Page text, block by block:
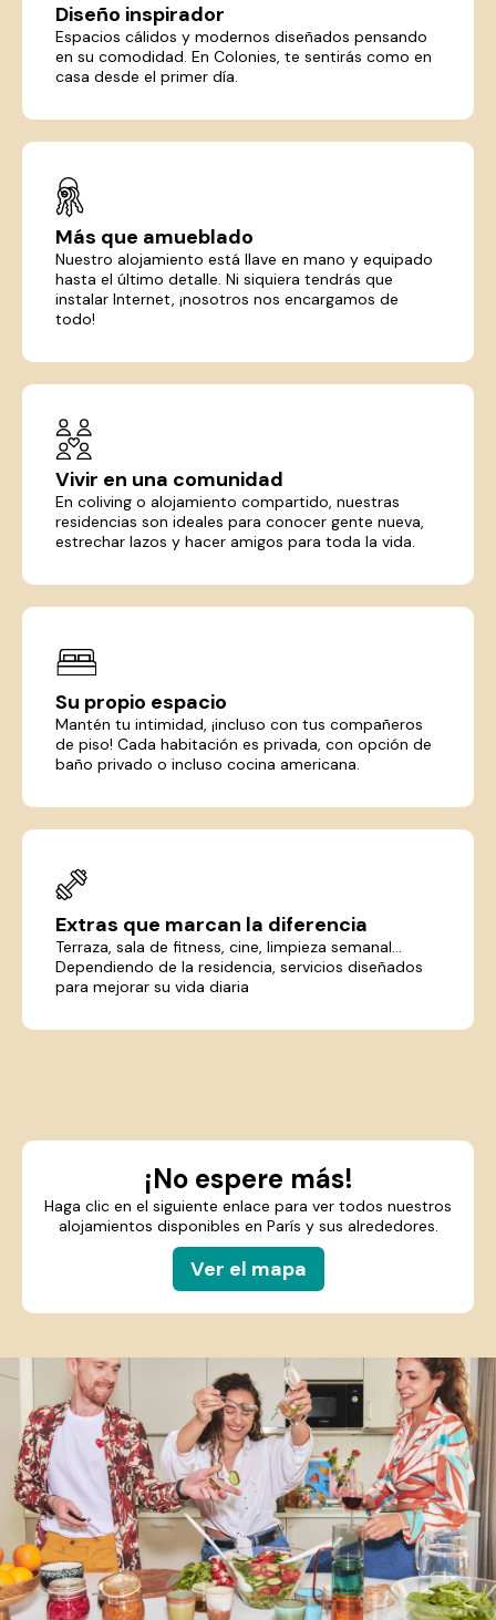
Diseño inspirador
Espacios cálidos y modernos diseñados pensando
en su comodidad. En Colonies, te sentirás como en
casa desde el primer día.
Más que amueblado
Nuestro alojamiento está llave en mano y equipado
hasta el último detalle. Ni siquiera tendrás que
instalar Internet, ¡nosotros nos encargamos de
todo!
Vivir en una comunidad
En coliving o alojamiento compartido, nuestras
residencias son ideales para conocer gente nueva,
estrechar lazos y hacer amigos para toda la vida.
Su propio espacio
Mantén tu intimidad, ¡incluso con tus compañeros
de piso! Cada habitación es privada, con opción de
baño privado o incluso cocina americana.
Extras que marcan la diferencia
Terraza, sala de fitness, cine, limpieza semanal...
Dependiendo de la residencia, servicios diseñados
para mejorar su vida diaria
¡No espere más!
Haga clic en el siguiente enlace para ver todos nuestros
alojamientos disponibles en París y sus alrededores.
Ver el mapa